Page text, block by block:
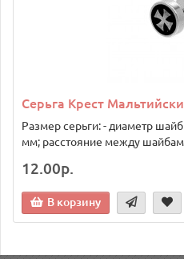
Серьга Крест
Размер серьги: - диаметр
мм; расстояние между
12.00р.
В корзину